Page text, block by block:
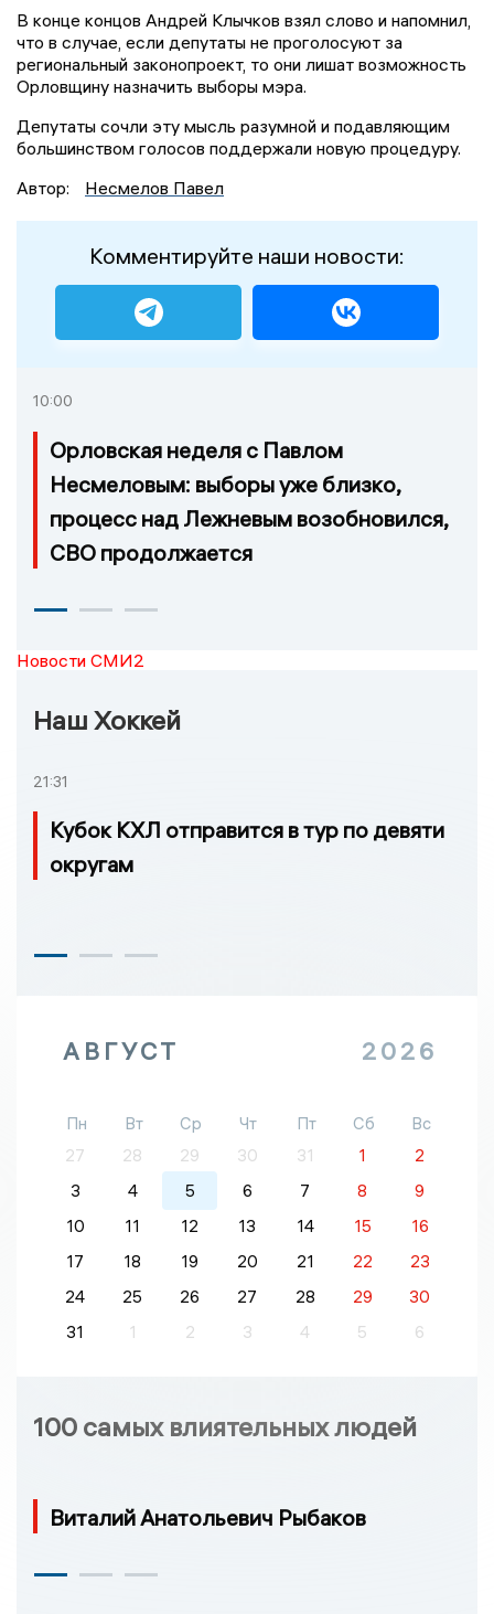
В конце концов Андрей Клычков взял слово и напомнил,
что в случае, если депутаты не проголосуют за
региональный законопроект, то они лишат возможность
Орловщину назначить выборы мэра.
Депутаты сочли эту мысль разумной и подавляющим
большинством голосов поддержали новую процедуру.
Автор:
Несмелов Павел
Комментируйте наши новости:
10:00
Орловская неделя с Павлом
Несмеловым: выборы уже близко,
процесс над Лежневым возобновился,
СВО продолжается
Новости СМИ2
Наш Хоккей
21:31
Кубок КХЛ отправится в тур по девяти
округам
АВГУСТ 2026
Пн Вт Ср Чт Пт Сб
Вс
27
28 29 30 31 1
2
3
4 5 6 7 8
9
10
11 12 13 14 15
16
17
18 19 20 21 22
23
24
25 26 27 28 29
30
31
1 2 3 4 5 6
100 самых влиятельных людей
Виталий Анатольевич Рыбаков